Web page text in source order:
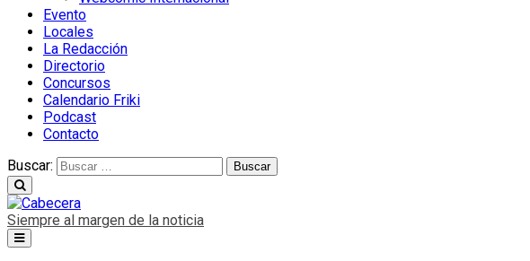
Evento
Locales
La Redacción
Directorio
Concursos
Calendario Friki
Podcast
Contacto
Buscar:
Siempre al margen de la noticia